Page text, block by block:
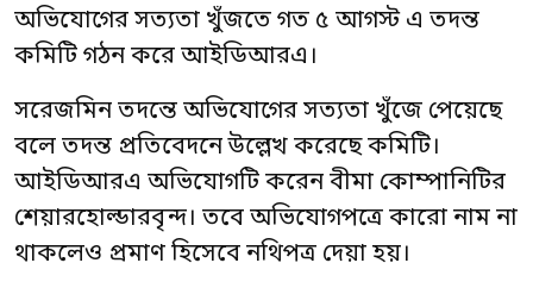
অভিযোগের সত্যতা খুঁজতে গত ৫ আগস্ট এ তদন্ত
কমিটি গঠন করে আইডিআরএ।
সরেজমিন তদন্তে অভিযোগের সত্যতা খুঁজে পেয়েছে
বলে তদন্ত প্রতিবেদনে উল্লেখ করেছে কমিটি।
আইডিআরএ অভিযোগটি করেন বীমা কোম্পানিটির
শেয়ারহোল্ডারবৃন্দ। তবে অভিযোগপত্রে কারো নাম না
থাকলেও প্রমাণ হিসেবে নথিপত্র দেয়া হয়।